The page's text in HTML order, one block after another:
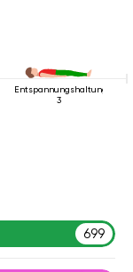
Entspannungshaltung
3
699